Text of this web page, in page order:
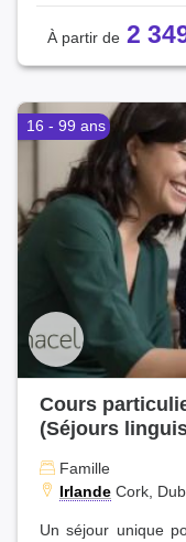
2
16 - 99 ans
Cours
(Séjours
Famille
Irlande Cork,
Un séjour unique